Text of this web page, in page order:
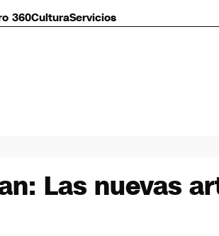
360CulturaServicios
Las nuevas